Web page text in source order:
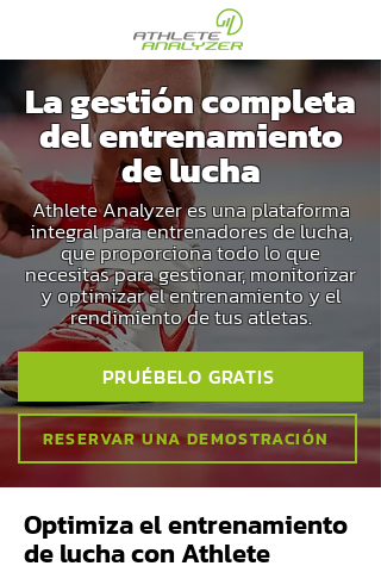
La gestión completa
del entrenamiento
de lucha
Athlete Analyzer es una plataforma
integral para entrenadores de lucha,
que proporciona todo lo que
necesitas para gestionar, monitorizar
y optimizar el entrenamiento y el
rendimiento de tus atletas.
PRUÉBELO GRATIS
RESERVAR UNA DEMOSTRACIÓN
Optimiza el entrenamiento
de lucha con Athlete